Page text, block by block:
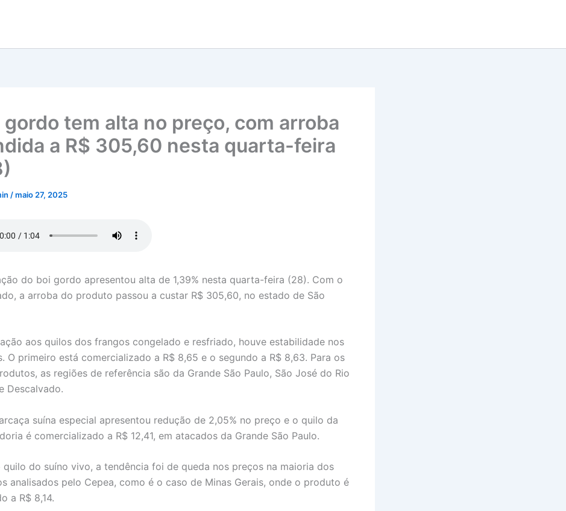
gordo tem alta no preço, com arroba
a R$ 305,60 nesta quarta-feira
/maio 27, 2025
do boi gordo apresentou alta de 1,39% nesta quarta-feira (28). Com o
a arroba do produto passou a custar R$ 305,60, no estado de São
aos quilos dos frangos congelado e resfriado, houve estabilidade nos
O primeiro está comercializado a R$ 8,65 e o segundo a R$ 8,63. Para os
as regiões de referência são da Grande São Paulo, São José do Rio
Descalvado.
suína especial apresentou redução de 2,05% no preço e o quilo da
é comercializado a R$ 12,41, em atacados da Grande São Paulo.
quilo do suíno vivo, a tendência foi de queda nos preços na maioria dos
analisados pelo Cepea, como é o caso de Minas Gerais, onde o produto é
a R$ 8,14.